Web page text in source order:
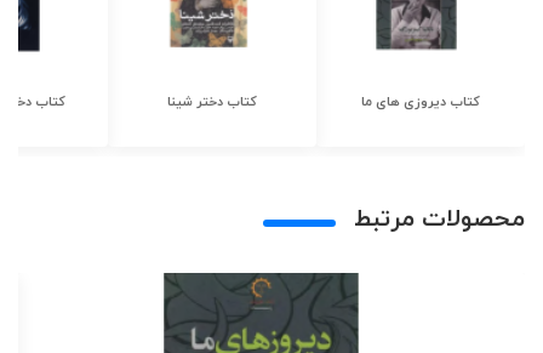
کتاب دیروزی های ما کتاب دختر شینا کتاب دختر
محصولات مرتبط